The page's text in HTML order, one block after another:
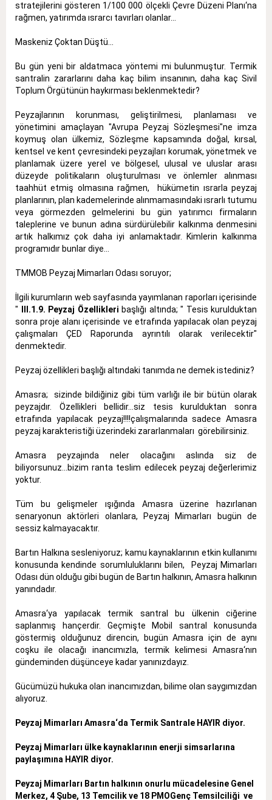
stratejilerini gösteren 1/100 000 ölçekli Çevre Düzeni Planı‘na
rağmen, yatırımda ısrarcı tavırları olanlar...
Maskeniz Çoktan Düştü...
Bu gün yeni bir aldatmaca yöntemi mi bulunmuştur. Termik
santralin zararlarını daha kaç bilim insanının, daha kaç Sivil
Toplum Örgütünün haykırması beklenmektedir?
Peyzajlarının korunması, geliştirilmesi, planlaması ve
yönetimini amaçlayan "Avrupa Peyzaj Sözleşmesi"ne imza
koymuş olan ülkemiz, Sözleşme kapsamında doğal, kırsal,
kentsel ve kent çevresindeki peyzajları korumak, yönetmek ve
planlamak üzere yerel ve bölgesel, ulusal ve uluslar arası
düzeyde politikaların oluşturulması ve önlemler alınması
taahhüt etmiş olmasına rağmen, hükümetin ısrarla peyzaj
planlarının, plan kademelerinde alınmamasındaki ısrarlı tutumu
veya görmezden gelmelerini bu gün yatırımcı firmaların
taleplerine ve bunun adına sürdürülebilir kalkınma denmesini
artık halkımız çok daha iyi anlamaktadır. Kimlerin kalkınma
programıdır bunlar diye...
TMMOB Peyzaj Mimarları Odası soruyor;
İlgili kurumların web sayfasında yayımlanan raporları içerisinde
"
III.1.9. Peyzaj Özellikleri başlığı altında; " Tesis kurulduktan
sonra proje alanı içerisinde ve etrafında yapılacak olan peyzaj
çalışmaları ÇED Raporunda ayrıntılı olarak verilecektir"
denmektedir.
Peyzaj özellikleri başlığı altındaki tanımda ne demek istediniz?
Amasra; sizinde bildiğiniz gibi tüm varlığı ile bir bütün olarak
peyzajdır. Özellikleri bellidir...siz tesis kurulduktan sonra
etrafında yapılacak peyzaj!!!!çalışmalarında sadece Amasra
peyzaj karakteristiği üzerindeki zararlanmaları görebilirsiniz.
Amasra peyzajında neler olacağını aslında siz de
biliyorsunuz...bizim ranta teslim edilecek peyzaj değerlerimiz
yoktur.
Tüm bu gelişmeler ışığında Amasra üzerine hazırlanan
senaryonun aktörleri olanlara, Peyzaj Mimarları bugün de
sessiz kalmayacaktır.
Bartın Halkına sesleniyoruz; kamu kaynaklarının etkin kullanımı
konusunda kendinde sorumluluklarını bilen, Peyzaj Mimarları
Odası dün olduğu gibi bugün de Bartın halkının, Amasra halkının
yanındadır.
Amasra‘ya yapılacak termik santral bu ülkenin ciğerine
saplanmış hançerdir. Geçmişte Mobil santral konusunda
göstermiş olduğunuz direncin, bugün Amasra için de aynı
coşku ile olacağı inancımızla, termik kelimesi Amasra‘nın
gündeminden düşünceye kadar yanınızdayız.
Gücümüzü hukuka olan inancımızdan, bilime olan saygımızdan
alıyoruz.
Peyzaj Mimarları Amasra‘da Termik Santrale HAYIR diyor.
Peyzaj Mimarları ülke kaynaklarının enerji simsarlarına
paylaşımına HAYIR diyor.
Peyzaj Mimarları Bartın halkının onurlu mücadelesine Genel
Merkez, 4 Şube, 13 Temcilik ve 18 PMOGenç Temsilciliği ve